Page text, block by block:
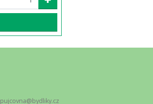
pujcovna@bydliky.cz